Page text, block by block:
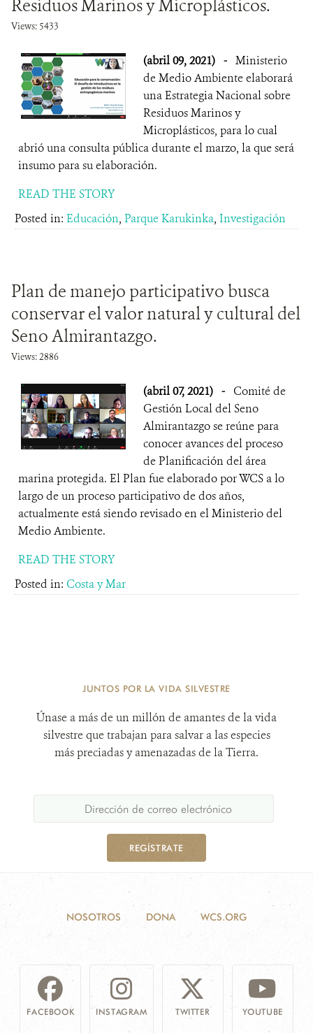
Residuos Marinos y Microplásticos.
Views: 5433
(abril 09, 2021) - Ministerio
de Medio Ambiente elaborará
una Estrategia Nacional sobre
Residuos Marinos y
Microplásticos, para lo cual
abrió una consulta pública durante el marzo, la que será
insumo para su elaboración.
READ THE STORY
Posted in: Educación, Parque Karukinka, Investigación
Plan de manejo participativo busca
conservar el valor natural y cultural del
Seno Almirantazgo.
Views: 2886
(abril 07, 2021) - Comité de
Gestión Local del Seno
Almirantazgo se reúne para
conocer avances del proceso
de Planificación del área
marina protegida. El Plan fue elaborado por WCS a lo
largo de un proceso participativo de dos años,
actualmente está siendo revisado en el Ministerio del
Medio Ambiente.
READ THE STORY
Posted in: Costa y Mar
JUNTOS POR LA VIDA SILVESTRE
Únase a más de un millón de amantes de la vida
silvestre que trabajan para salvar a las especies
más preciadas y amenazadas de la Tierra.
REGÍSTRATE
NOSOTROS DONA WCS.ORG
FACEBOOK INSTAGRAM TWITTER YOUTUBE